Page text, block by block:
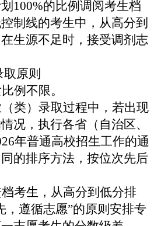
100%的比例调阅考生档
制线的考生中，从高分到
在生源不足时 ，接受调剂志
取 原则
例不限。
（类）录取过程中，若出现
况，执行各省（自治区、
年普通高校招生工作的通
的排序方法，按位次先后
考生，从高分到低分排
，遵循志愿”的原则安排专